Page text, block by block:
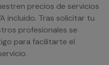
precios de servicios
incluido. Tras solicitar tu
profesionales se
para facilitarte el